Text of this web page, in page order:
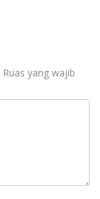
Ruas yang wajib